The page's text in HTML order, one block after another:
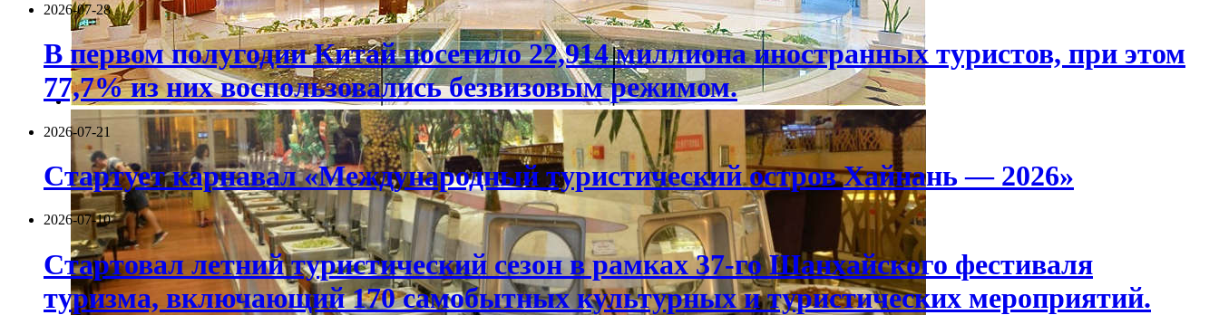
2026-07-28
В первом полугодии Китай посетило 22,914 миллиона иностранных туристов, при этом
77,7% из них воспользовались безвизовым режимом.
2026-07-21
Стартует карнавал «Международный туристический остров Хайнань — 2026»
2026-07-10
Стартовал летний туристический сезон в рамках 37-го Шанхайского фестиваля
туризма, включающий 170 самобытных культурных и туристических мероприятий.